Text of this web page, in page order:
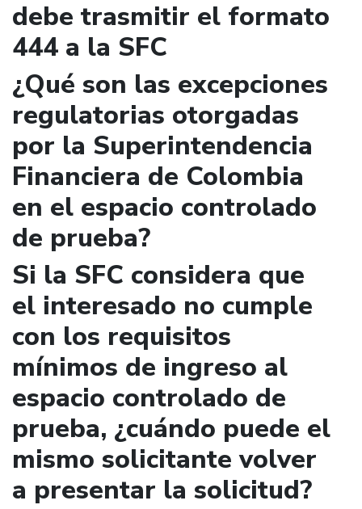
debe trasmitir el formato
444 a la SFC
¿Qué son las excepciones
regulatorias otorgadas
por la Superintendencia
Financiera de Colombia
en el espacio controlado
de prueba?
Si la SFC considera que
el interesado no cumple
con los requisitos
mínimos de ingreso al
espacio controlado de
prueba, ¿cuándo puede el
mismo solicitante volver
a presentar la solicitud?